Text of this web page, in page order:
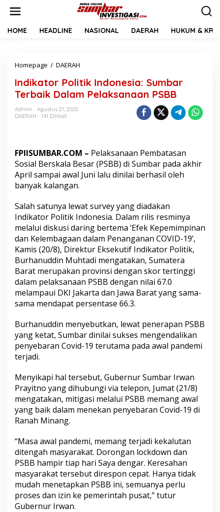
HOME HEADLINE NASIONAL DAERAH HUKUM &
Homepage / DAERAH
d
i
k
o
l
t
I
n
d
o
n
e
s
a
:
S
u
b
a
r
T
b
i
k
D
m
P
e
l
a
k
s
Indikator Politik Indonesia: Sumbar
Terbaik Dalam Pelaksanaan PSBB
Admin
Agustus 21, 2020
DAERAH
141 Dilihat
FPIISUMBAR.COM – Pelaksanaan Pembatasan
Sosial Berskala Besar (PSBB) di Sumbar pada akhir
April sampai awal Juni lalu dinilai berhasil oleh
banyak kalangan.
Salah satunya lewat survey yang diadakan
Indikator Politik Indonesia. Dalam rilis resminya
melalui diskusi daring bertema ‘Efek Kepemimpinan
dan Kelembagaan dalam Penanganan COVID-19’,
Kamis (20/8), Direktur Eksekutif Indikator Politik,
Burhanuddin Muhtadi mengatakan, Sumatera
Barat merupakan provinsi dengan skor tertinggi
dalam pelaksanaan PSBB dengan nilai 67.0
melampaui DKI Jakarta dan Jawa Barat yang sama-
sama mendapat persentase 66.3.
Burhanuddin menyebutkan, lewat penerapan PSBB
yang ketat, Sumbar dinilai sukses mengendalikan
penyebaran Covid-19 terutama pada awal pandemi
terjadi.
Menyikapi hal tersebut, Gubernur Sumbar Irwan
Prayitno yang dihubungi via telepon, Jumat (21/8)
mengatakan, mitigasi melalui PSBB memang awal
yang baik dalam menekan penyebaran Covid-19 di
Ranah Minang.
“Masa awal pandemi, memang terjadi kekalutan
ditengah masyarakat. Dorongan lockdown dan
PSBB hampir tiap hari Saya dengar. Keresahan
masyarakat tersebut direspon cepat. Hanya tidak
mudah menetapkan PSBB ini, semuanya perlu
proses dan izin ke pemerintah pusat,” tutur
Gubernur Irwan.